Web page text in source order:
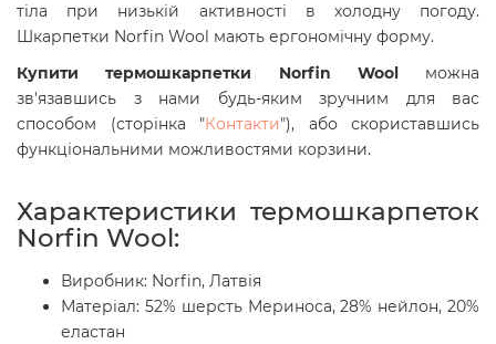
тіла при низькій активності в холодну погоду.
Шкарпетки Norfin Wool мають ергономічну форму.
Купити термошкарпетки Norfin Wool
можна
зв'язавшись з нами будь-яким зручним для вас
способом (сторінка "Контакти"), або скориставшись
функціональними можливостями корзини.
Характеристики термошкарпеток
Norfin Wool:
Виробник: Norfin, Латвія
Матеріал: 52% шерсть Мериноса, 28% нейлон, 20%
еластан